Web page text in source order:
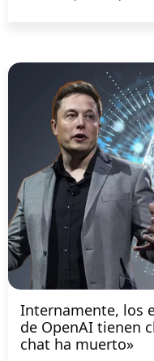
Internamente, los
de OpenAI tienen
chat ha muerto»